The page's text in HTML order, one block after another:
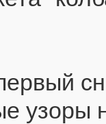
узоры